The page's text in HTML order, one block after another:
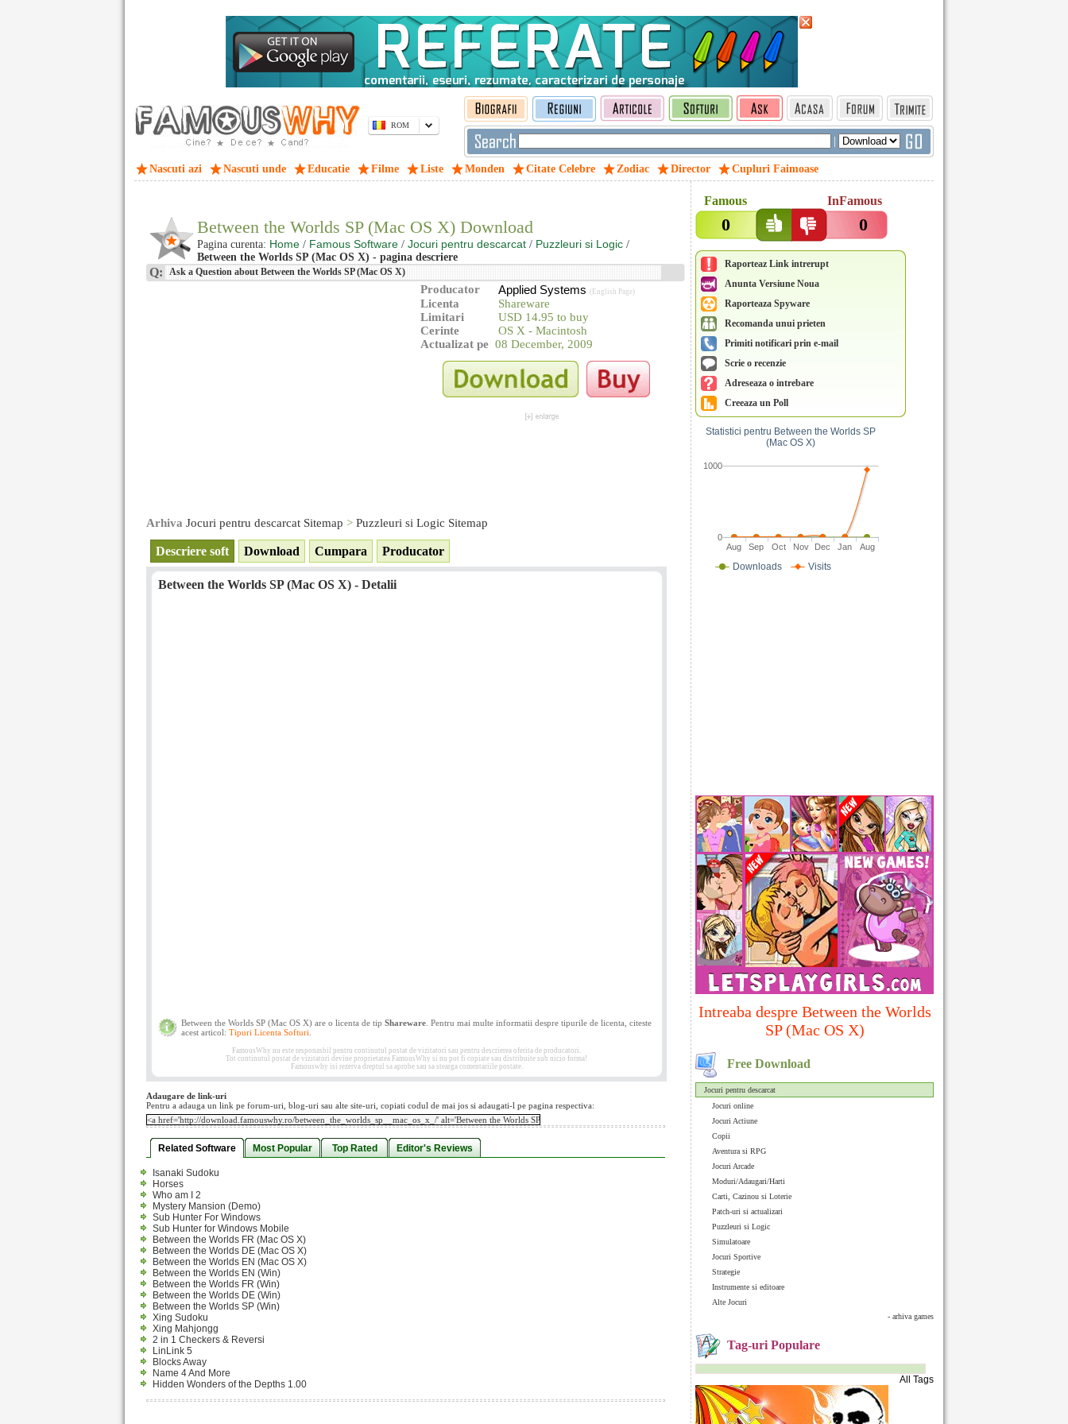
ROM
|
Nascuti azi Nascuti unde Educatie Filme Liste Monden Citate Celebre Zodiac Director Cupluri Faimoase
Famous InFamous
0 0
Raporteaz Link intrerupt
Anunta Versiune Noua
Raporteaza Spyware
Recomanda unui prieten
Primiti notificari prin e-mail
Scrie o recenzie
Adreseaza o intrebare
Creeaza un Poll
Aug Sep Oct Nov Dec Jan Aug
0
1000
Statistici pentru Between the Worlds SP
(Mac OS X)
Downloads Visits
Intreaba despre Between the Worlds
SP (Mac OS X)
Free Download
Jocuri pentru descarcat
Jocuri online
Jocuri Actiune
Copii
Aventura si RPG
Jocuri Arcade
Moduri/Adaugari/Harti
Carti, Cazinou si Loterie
Patch-uri si actualizari
Puzzleuri si Logic
Simulatoare
Jocuri Sportive
Strategie
Instrumente si editoare
Alte Jocuri
- arhiva games
Tag-uri Populare
All Tags
Between the Worlds SP (Mac OS X) Download
Pagina curenta: Home / Famous Software / Jocuri pentru descarcat / Puzzleuri si Logic /
Between the Worlds SP (Mac OS X) - pagina descriere
Q: Ask a Question about Between the Worlds SP (Mac OS X)
Producator Applied Systems (English Page)
Licenta
Shareware
Limitari
USD 14.95 to buy
Cerinte
OS X - Macintosh
Actualizat pe 08 December, 2009
Arhiva Jocuri pentru descarcat Sitemap > Puzzleuri si Logic Sitemap
Descriere soft Download Cumpara Producator
Between the Worlds SP (Mac OS X) - Detalii
Between the Worlds SP (Mac OS X) are o licenta de tip Shareware . Pentru mai multe informatii despre tipurile de licenta, citeste
acest articol: Tipuri Licenta Softuri
FamousWhy nu este responasbil pentru continutul postat de vizitatori sau pentru descrierea oferita de producatori.
Tot continutul postat de vizitatori devine proprietatea FamousWhy si nu pot fi copiate sau distribuite sub nicio forma!
Famouswhy isi rezerva dreptul sa aprobe sau sa stearga comentariile postate.
Adaugare de link-uri
Pentru a adauga un link pe forum-uri, blog-uri sau alte site-uri, copiati codul de mai jos si adaugati-l pe pagina respectiva:
Related Software Most Popular Top Rated Editor's Reviews
Isanaki Sudoku
Horses
Who am I 2
Mystery Mansion (Demo)
Sub Hunter For Windows
Sub Hunter for Windows Mobile
Between the Worlds FR (Mac OS X)
Between the Worlds DE (Mac OS X)
Between the Worlds EN (Mac OS X)
Between the Worlds EN (Win)
Between the Worlds FR (Win)
Between the Worlds DE (Win)
Between the Worlds SP (Win)
Xing Sudoku
Xing Mahjongg
2 in 1 Checkers & Reversi
LinLink 5
Blocks Away
Name 4 And More
Hidden Wonders of the Depths 1.00